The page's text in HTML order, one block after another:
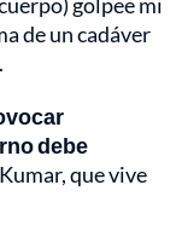
de un cadáver
debe
que vive